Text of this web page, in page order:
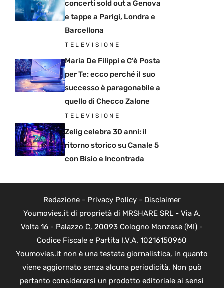
concerti sold out a Genova
e tappe a Parigi, Londra e
Barcellona
TELEVISIONE
Maria De Filippi e C’è Posta
per Te: ecco perché il suo
successo è paragonabile a
quello di Checco Zalone
TELEVISIONE
Zelig celebra 30 anni: il
ritorno storico su Canale 5
con Bisio e Incontrada
Redazione- Privacy Policy- Disclaimer
Youmovies.it di proprietà di MRSHARE SRL - Via A.
Volta 16 - Palazzo C, 20093 Cologno Monzese (MI) -
Codice Fiscale e Partita I.V.A. 10216150960
Youmovies.it non è una testata giornalistica, in quanto
viene aggiornato senza alcuna periodicità. Non può
pertanto considerarsi un prodotto editoriale ai sensi